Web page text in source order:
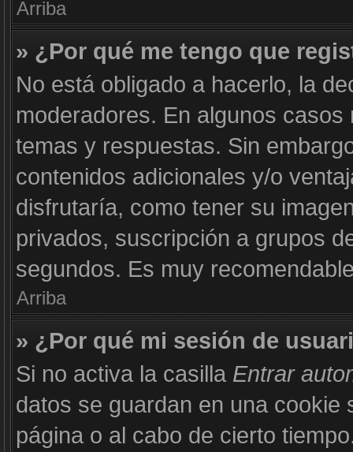
Arriba
» ¿Por qué me tengo que
No está obligado a hacerlo, la
moderadores. En algunos
temas y respuestas. Sin
contenidos adicionales y/o
disfrutaría, como tener su
privados, suscripción a grupos
segundos. Es muy
Arriba
» ¿Por qué mi sesión de
Si no activa la casilla Entrar
datos se guardan en una cookie
página o al cabo de cierto